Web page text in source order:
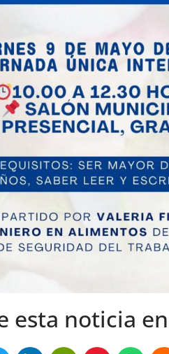
esta noticia